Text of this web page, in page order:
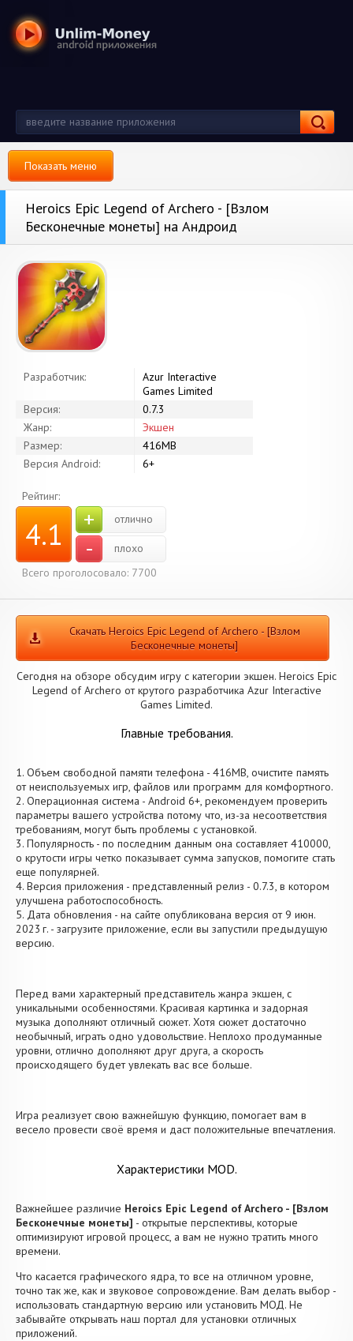
Показать меню
Heroics Epic Legend of Archero - [Взлом
Бесконечные монеты] на Андроид
Разработчик:
Azur Interactive
Games Limited
Версия:
0.7.3
Жанр:
Экшен
Размер:
416MB
Версия Android:
6+
Рейтинг:
4.1 + отлично
-
плохо
Всего проголосовало: 7700
Скачать Heroics Epic Legend of Archero - [Взлом
Бесконечные монеты]
Сегодня на обзоре обсудим игру с категории экшен. Heroics Epic
Legend of Archero от крутого разработчика Azur Interactive
Games Limited.
Главные требования.
1. Объем свободной памяти телефона - 416MB, очистите память
от неиспользуемых игр, файлов или программ для комфортного.
2. Операционная система - Android 6+, рекомендуем проверить
параметры вашего устройства потому что, из-за несоответствия
требованиям, могут быть проблемы с установкой.
3. Популярность - по последним данным она составляет 410000,
о крутости игры четко показывает сумма запусков, помогите стать
еще популярней.
4. Версия приложения - представленный релиз - 0.7.3, в котором
улучшена работоспособность.
5. Дата обновления - на сайте опубликована версия от 9 июн.
2023 г. - загрузите приложение, если вы запустили предыдущую
версию.
Перед вами характерный представитель жанра экшен, с
уникальными особенностями. Красивая картинка и задорная
музыка дополняют отличный сюжет. Хотя сюжет достаточно
необычный, играть одно удовольствие. Неплохо продуманные
уровни, отлично дополняют друг друга, а скорость
происходящего будет увлекать вас все больше.
Игра реализует свою важнейшую функцию, помогает вам в
весело провести своё время и даст положительные впечатления.
Характеристики MOD.
Важнейшее различие Heroics Epic Legend of Archero - [Взлом
Бесконечные монеты] - открытые перспективы, которые
оптимизируют игровой процесс, а вам не нужно тратить много
времени.
Что касается графического ядра, то все на отличном уровне,
точно так же, как и звуковое сопровождение. Вам делать выбор -
использовать стандартную версию или установить МОД. Не
забывайте открывать наш портал для установки отличных
приложений.